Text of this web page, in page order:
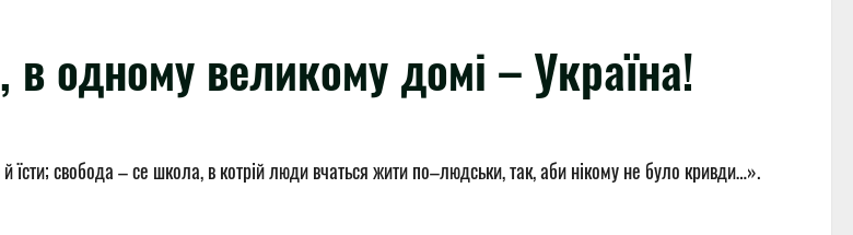
в одному великому домі – Україна!
свобода – се школа, в котрій люди вчаться жити по–людськи, так, аби нікому не було кривди…».